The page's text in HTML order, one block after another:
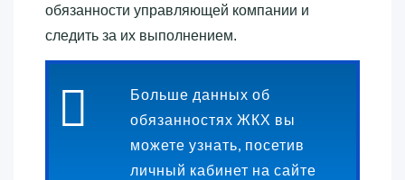
обязанности управляющей компании и
следить за их выполнением.
Больше данных об
обязанностях ЖКХ вы
можете узнать, посетив
личный кабинет на сайте